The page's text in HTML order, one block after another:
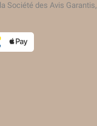
Société des Avis Garantis,